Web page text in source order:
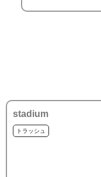
stadium
トラッシュ